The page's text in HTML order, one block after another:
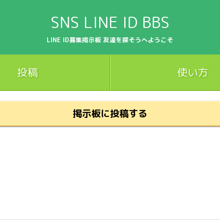
SNS LINE ID BBS
LINE ID募集掲示板 友達を探そうへようこそ
投稿 使い方
掲示板に投稿する